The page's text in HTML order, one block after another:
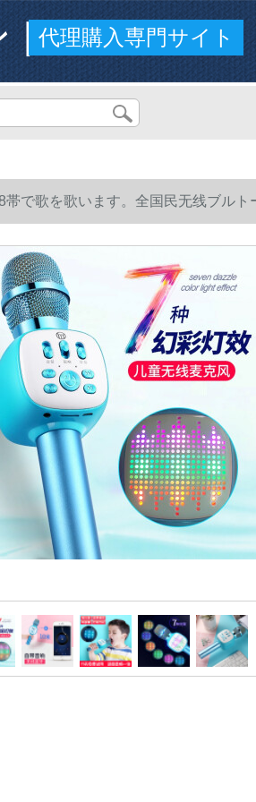
ド代理購入専門サイト
帯で歌を歌います。全国民无线ブル
魔音版）